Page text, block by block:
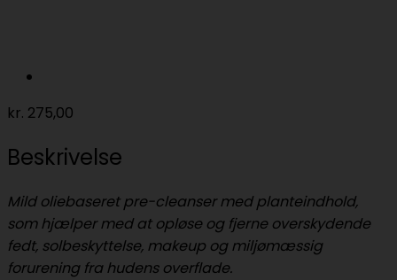
kr. 275,00
Beskrivelse
Mild oliebaseret pre-cleanser med planteindhold,
som hjælper med at opløse og fjerne overskydende
fedt, solbeskyttelse, makeup og miljømæssig
forurening fra hudens overflade.